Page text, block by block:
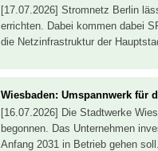
[17.07.2026] Stromnetz Berlin
errichten. Dabei kommen dabei
die Netzinfrastruktur der
Wiesbaden: Umspannwerk für
[16.07.2026] Die Stadtwerke
begonnen. Das Unternehmen
Anfang 2031 in Betrieb gehen soll.